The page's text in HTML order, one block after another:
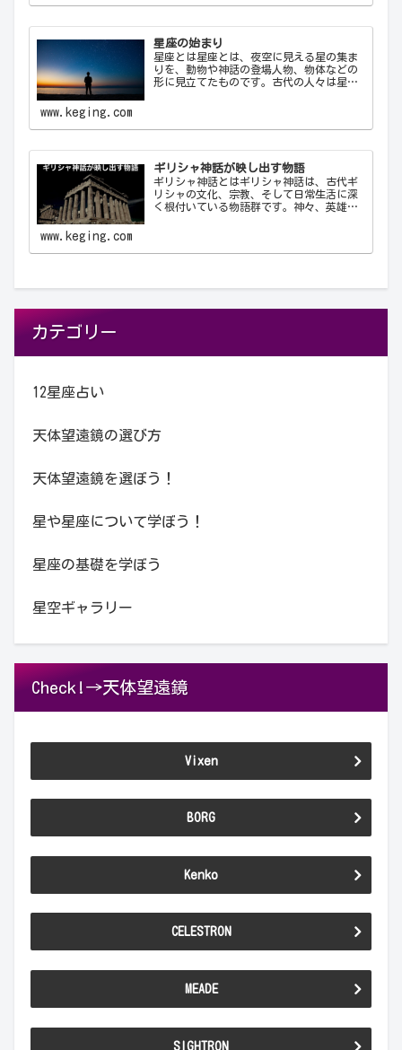
ン…
星座の始まり
星座とは星座とは、夜空に見える星の集ま
りを、動物や神話の登場人物、物体などの
形に見立てたものです。古代の人々は星を
おいて重要な役…
www.keging.com
ギリシャ神話が映し出す物語
ギリシャ神話とはギリシャ神話は、古代ギ
リシャの文化、宗教、そして日常生活に深
く根付いている物語群です。神々、英雄、
哲学に多大な…
www.keging.com
カテゴリー
12星座占い
天体望遠鏡の選び方
天体望遠鏡を選ぼう！
星や星座について学ぼう！
星座の基礎を学ぼう
星空ギャラリー
Check!→天体望遠鏡
Vixen
BORG
Kenko
CELESTRON
MEADE
SIGHTRON